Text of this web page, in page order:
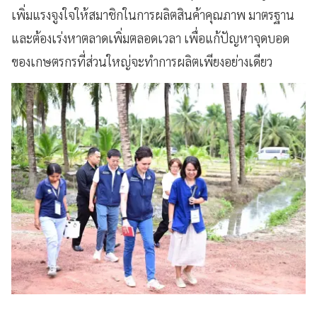
เพิ่มแรงจูงใจให้สมาชิกในการผลิตสินค้าคุณภาพ มาตรฐาน
และต้องเร่งหาตลาดเพิ่มตลอดเวลา เพื่อแก้ปัญหาจุดบอด
ของเกษตรกรที่ส่วนใหญ่จะทำการผลิตเพียงอย่างเดียว